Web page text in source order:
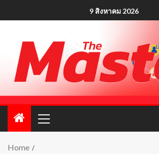
9 สิงหาคม 2026
Home